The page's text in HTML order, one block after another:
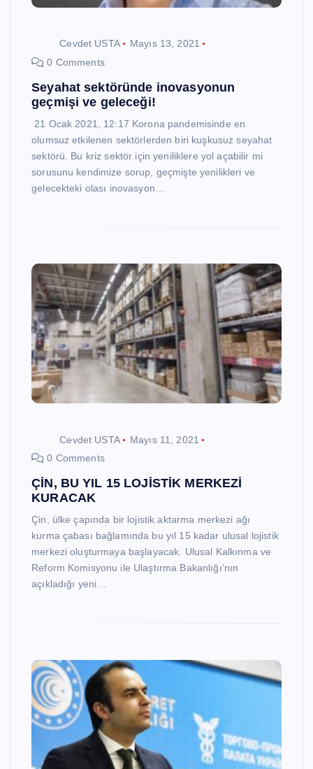
Cevdet USTA
Mayıs 13, 2021
0 Comments
Seyahat sektöründe inovasyonun
geçmişi ve geleceği!
21 Ocak 2021, 12:17 Korona pandemisinde en
olumsuz etkilenen sektörlerden biri kuşkusuz seyahat
sektörü. Bu kriz sektör için yeniliklere yol açabilir mi
sorusunu kendimize sorup, geçmişte yenilikleri ve
gelecekteki olası inovasyon…
Cevdet USTA
Mayıs 11, 2021
0 Comments
ÇİN, BU YIL 15 LOJİSTİK MERKEZİ
KURACAK
Çin, ülke çapında bir lojistik aktarma merkezi ağı
kurma çabası bağlamında bu yıl 15 kadar ulusal lojistik
merkezi oluşturmaya başlayacak. Ulusal Kalkınma ve
Reform Komisyonu ile Ulaştırma Bakanlığı’nın
açıkladığı yeni…